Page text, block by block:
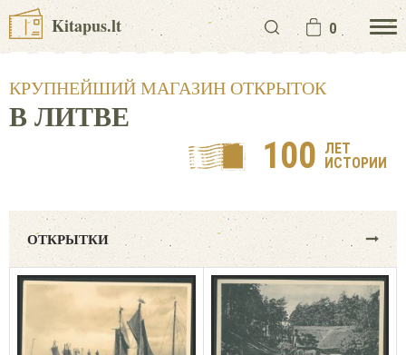
Kitapus.lt 0
КРУПНЕЙШИЙ МАГАЗИН ОТКРЫТОК
В ЛИТВЕ
100 ЛЕТ
ИСТОРИИ
ОТКРЫТКИ